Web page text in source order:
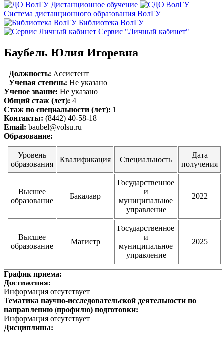
Дистанционное обучение
Система дистанционного образования ВолГУ
Библиотека ВолГУ
Сервис "Личный кабинет"
Баубель Юлия Игоревна
Должность: Ассистент
Ученая степень: Не указано
Ученое звание: Не указано
Общий стаж (лет): 4
Стаж по специальности (лет): 1
Контакты: (8442) 40-58-18
Email: baubel@volsu.ru
Образование:
Уровень
образования
Квалификация Специальность
Дата
получения
Высшее
образование
Бакалавр
Государственное
и
муниципальное
управление
2022
Высшее
образование
Магистр
Государственное
и
муниципальное
управление
2025
График приема:
Достижения:
Информация отсутствует
Тематика научно-исследовательской деятельности по
направлению (профилю) подготовки:
Информация отсутствует
Дисциплины: